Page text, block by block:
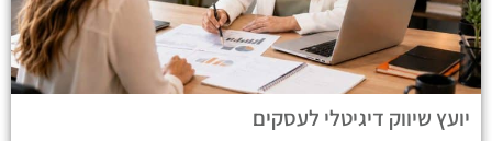
יועץ שיווק דיגיטלי לעסקים